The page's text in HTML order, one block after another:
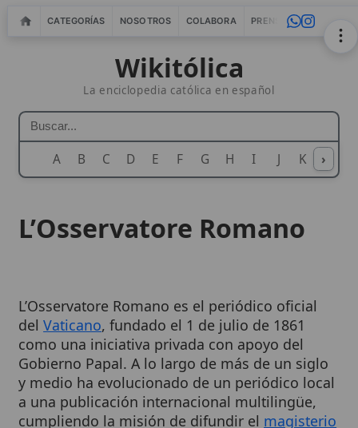
CATEGORÍAS NOSOTROS COLABORA PRENSA WEBMASTERS
Wikitólica
La enciclopedia católica en español
A B C D E F G H I J K L M
›
como una iniciativa privada con apoyo del
Gobierno Papal. A lo largo de más de un siglo
y medio ha evolucionado de un periódico local
a una publicación internacional multilingüe,
cumpliendo la misión de difundir elmagisterio
pontificio, informar sobre la vida de laIglesiay
promover eldiálogocultural y ecuménico .